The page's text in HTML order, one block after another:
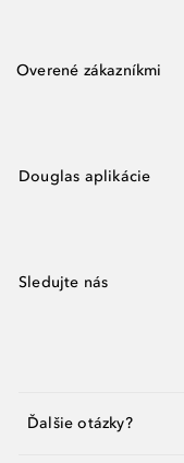
Overené zákazníkmi
Douglas aplikácie
Sledujte nás
Ďalšie otázky?